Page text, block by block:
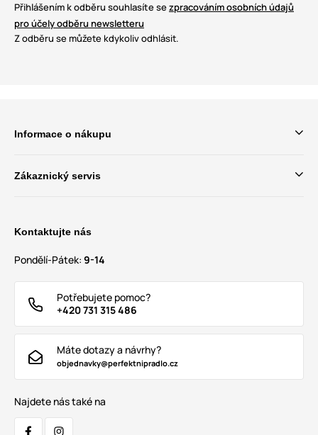
Přihlášením k odběru souhlasíte sezpracováním osobních údajů
pro účely odběru newsletteru
Z odběru se můžete kdykoliv odhlásit.
Informace o nákupu
Zákaznický servis
Kontaktujte nás
Pondělí-Pátek: 9-14
Potřebujete pomoc?
+420 731 315 486
Máte dotazy a návrhy?
objednavky@perfektnipradlo.cz
Najdete nás také na